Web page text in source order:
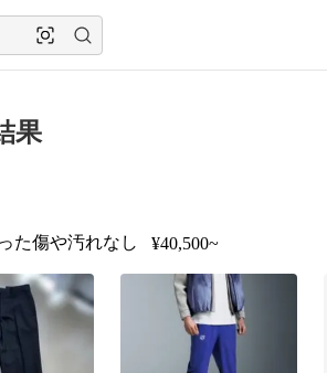
果
た傷や汚れなし ¥40,500~